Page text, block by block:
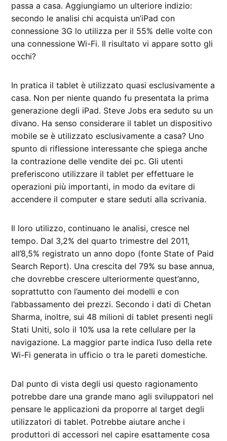
passa a casa. Aggiungiamo un ulteriore indizio:
secondo le analisi chi acquista un’iPad con
connessione 3G lo utilizza per il 55% delle volte con
una connessione Wi-Fi. Il risultato vi appare sotto gli
occhi?
In pratica il tablet è utilizzato quasi esclusivamente a
casa. Non per niente quando fu presentata la prima
generazione degli iPad. Steve Jobs era seduto su un
divano. Ha senso considerare il tablet un dispositivo
mobile se è utilizzato esclusivamente a casa? Uno
spunto di riflessione interessante che spiega anche
la contrazione delle vendite dei pc. Gli utenti
preferiscono utilizzare il tablet per effettuare le
operazioni più importanti, in modo da evitare di
accendere il computer e stare seduti alla scrivania.
Il loro utilizzo, continuano le analisi, cresce nel
tempo. Dal 3,2% del quarto trimestre del 2011,
all’8,5% registrato un anno dopo (fonte State of Paid
Search Report). Una crescita del 79% su base annua,
che dovrebbe crescere ulteriormente quest’anno,
soprattutto con l’aumento dei modelli e con
l’abbassamento dei prezzi. Secondo i dati di Chetan
Sharma, inoltre, sui 48 milioni di tablet presenti negli
Stati Uniti, solo il 10% usa la rete cellulare per la
navigazione. La maggior parte indica l’uso della rete
Wi-Fi generata in ufficio o tra le pareti domestiche.
Dal punto di vista degli usi questo ragionamento
potrebbe dare una grande mano agli sviluppatori nel
pensare le applicazioni da proporre al target degli
utilizzatori di tablet. Potrebbe aiutare anche i
produttori di accessori nel capire esattamente cosa